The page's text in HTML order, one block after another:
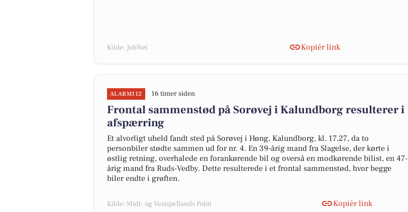
Kilde: JobNet Kopiér link
ALARM112 16 timer siden
Frontal sammenstød på Sorøvej i Kalundborg resulterer i
afspærring
Et alvorligt uheld fandt sted på Sorøvej i Høng, Kalundborg, kl. 17.27, da to
personbiler stødte sammen ud for nr. 4. En 39-årig mand fra Slagelse, der kørte i
østlig retning, overhalede en forankørende bil og overså en modkørende bilist, en 47-
årig mand fra Ruds-Vedby. Dette resulterede i et frontal sammenstød, hvor begge
biler endte i grøften.
Kilde: Midt- og Vestsjællands Politi Kopiér link